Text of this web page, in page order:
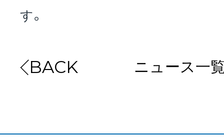
す。
BACK ニュース一